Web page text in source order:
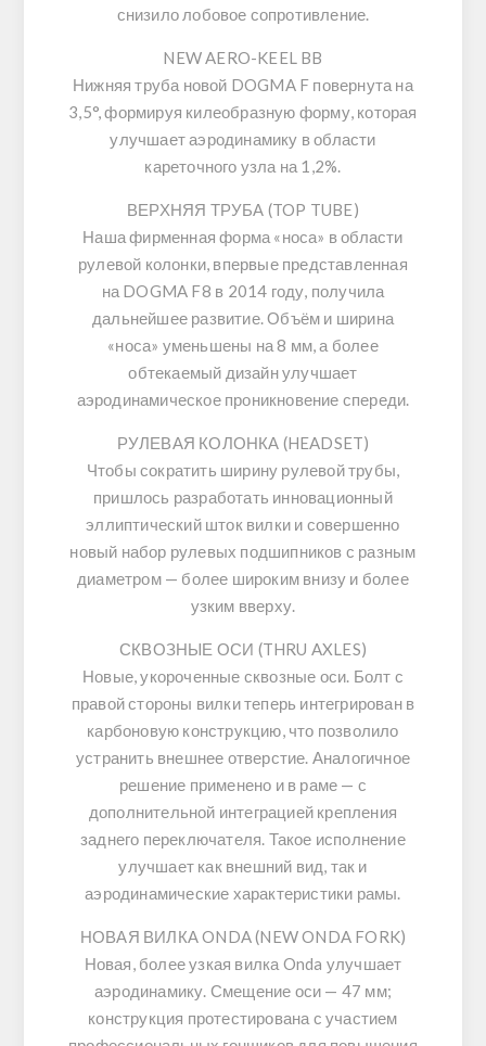
снизило лобовое сопротивление.
NEW AERO-KEEL BB
Нижняя труба новой DOGMA F повернута на
3,5°, формируя килеобразную форму, которая
улучшает аэродинамику в области
кареточного узла на 1,2%.
ВЕРХНЯЯ ТРУБА (TOP TUBE)
Наша фирменная форма «носа» в области
рулевой колонки, впервые представленная
на DOGMA F8 в 2014 году, получила
дальнейшее развитие. Объём и ширина
«носа» уменьшены на8 мм, а более
обтекаемый дизайн улучшает
аэродинамическое проникновение спереди.
РУЛЕВАЯ КОЛОНКА (HEADSET)
Чтобы сократить ширину рулевой трубы,
пришлось разработать инновационный
эллиптический шток вилки и совершенно
новый набор рулевых подшипников с разным
диаметром — более широким внизу и более
узким вверху.
СКВОЗНЫЕ ОСИ (THRU AXLES)
Новые, укороченные сквозные оси. Болт с
правой стороны вилки теперь интегрирован в
карбоновую конструкцию, что позволило
устранить внешнее отверстие. Аналогичное
решение применено и в раме — с
дополнительной интеграцией крепления
заднего переключателя. Такое исполнение
улучшает как внешний вид, так и
аэродинамические характеристики рамы.
НОВАЯ ВИЛКА ONDA (NEW ONDA FORK)
Новая, более узкая вилка Onda улучшает
аэродинамику. Смещение оси — 47 мм;
конструкция протестирована с участием